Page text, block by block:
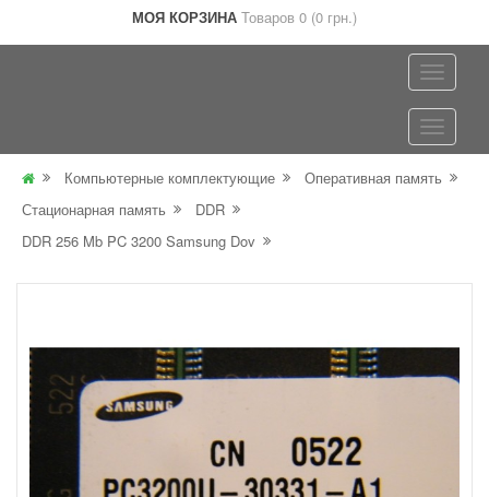
МОЯ КОРЗИНА Товаров 0 (0 грн.)
Компьютерные комплектующие
Оперативная память
Стационарная память
DDR
DDR 256 Mb PC 3200 Samsung Dov